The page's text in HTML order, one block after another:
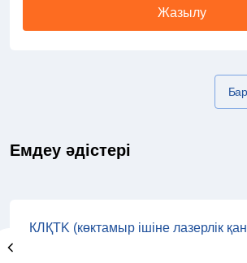
Жазылу
Емдеу әдістері
КЛҚТK (көктамыр ішіне лазерлік